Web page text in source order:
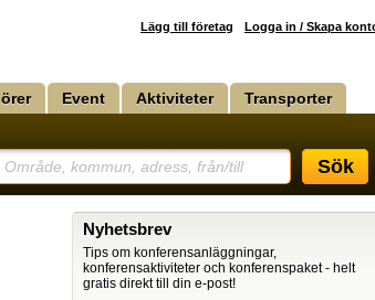
Lägg till företag Logga in / Skapa
Event Aktiviteter Transporter
Område, kommun, adress, från/till Sök
Nyhetsbrev
Tips om konferensanläggningar,
konferensaktiviteter och konferenspaket - helt
gratis direkt till din e-post!